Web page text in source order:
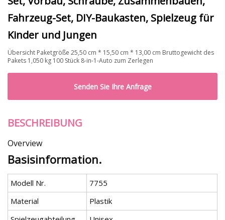
Fahrzeug-Set, DIY-Baukasten, Spielzeug für
Kinder und Jungen
Übersicht Paketgröße 25,50 cm * 15,50 cm * 13,00 cm Bruttogewicht des
Pakets 1,050 kg 100 Stück 8-in-1-Auto zum Zerlegen
Senden Sie Ihre Anfrage
BESCHREIBUNG
Overview
Basisinformation.
Modell Nr.
7755
Material
Plastik